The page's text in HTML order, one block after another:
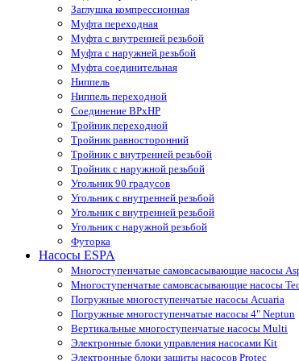
Заглушка компрессионная
Муфта переходная
Муфта с внутренней резьбой
Муфта с наружней резьбой
Муфта соединительная
Ниппель
Ниппель переходной
Соединение ВРхНР
Тройник переходной
Тройник равносторонний
Тройник с внутренней резьбой
Тройник с наружной резьбой
Угольник 90 градусов
Угольник c внутренней резьбой
Угольник с внутренней резьбой
Угольник с наружной резьбой
Футорка
Насосы ESPA
Многоступенчатые самовсасывающие насосы
Многоступенчатые самовсасывающие насосы
Погружные многоступенчатые насосы Acuaria
Погружные многоступенчатые насосы 4" Neptun
Вертикальные многоступенчатые насосы Multi
Электронные блоки управления насосами Kit
Электронные блоки защиты насосов Protec